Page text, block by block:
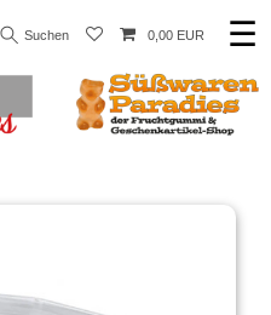
Suchen 0,00 EUR ☰